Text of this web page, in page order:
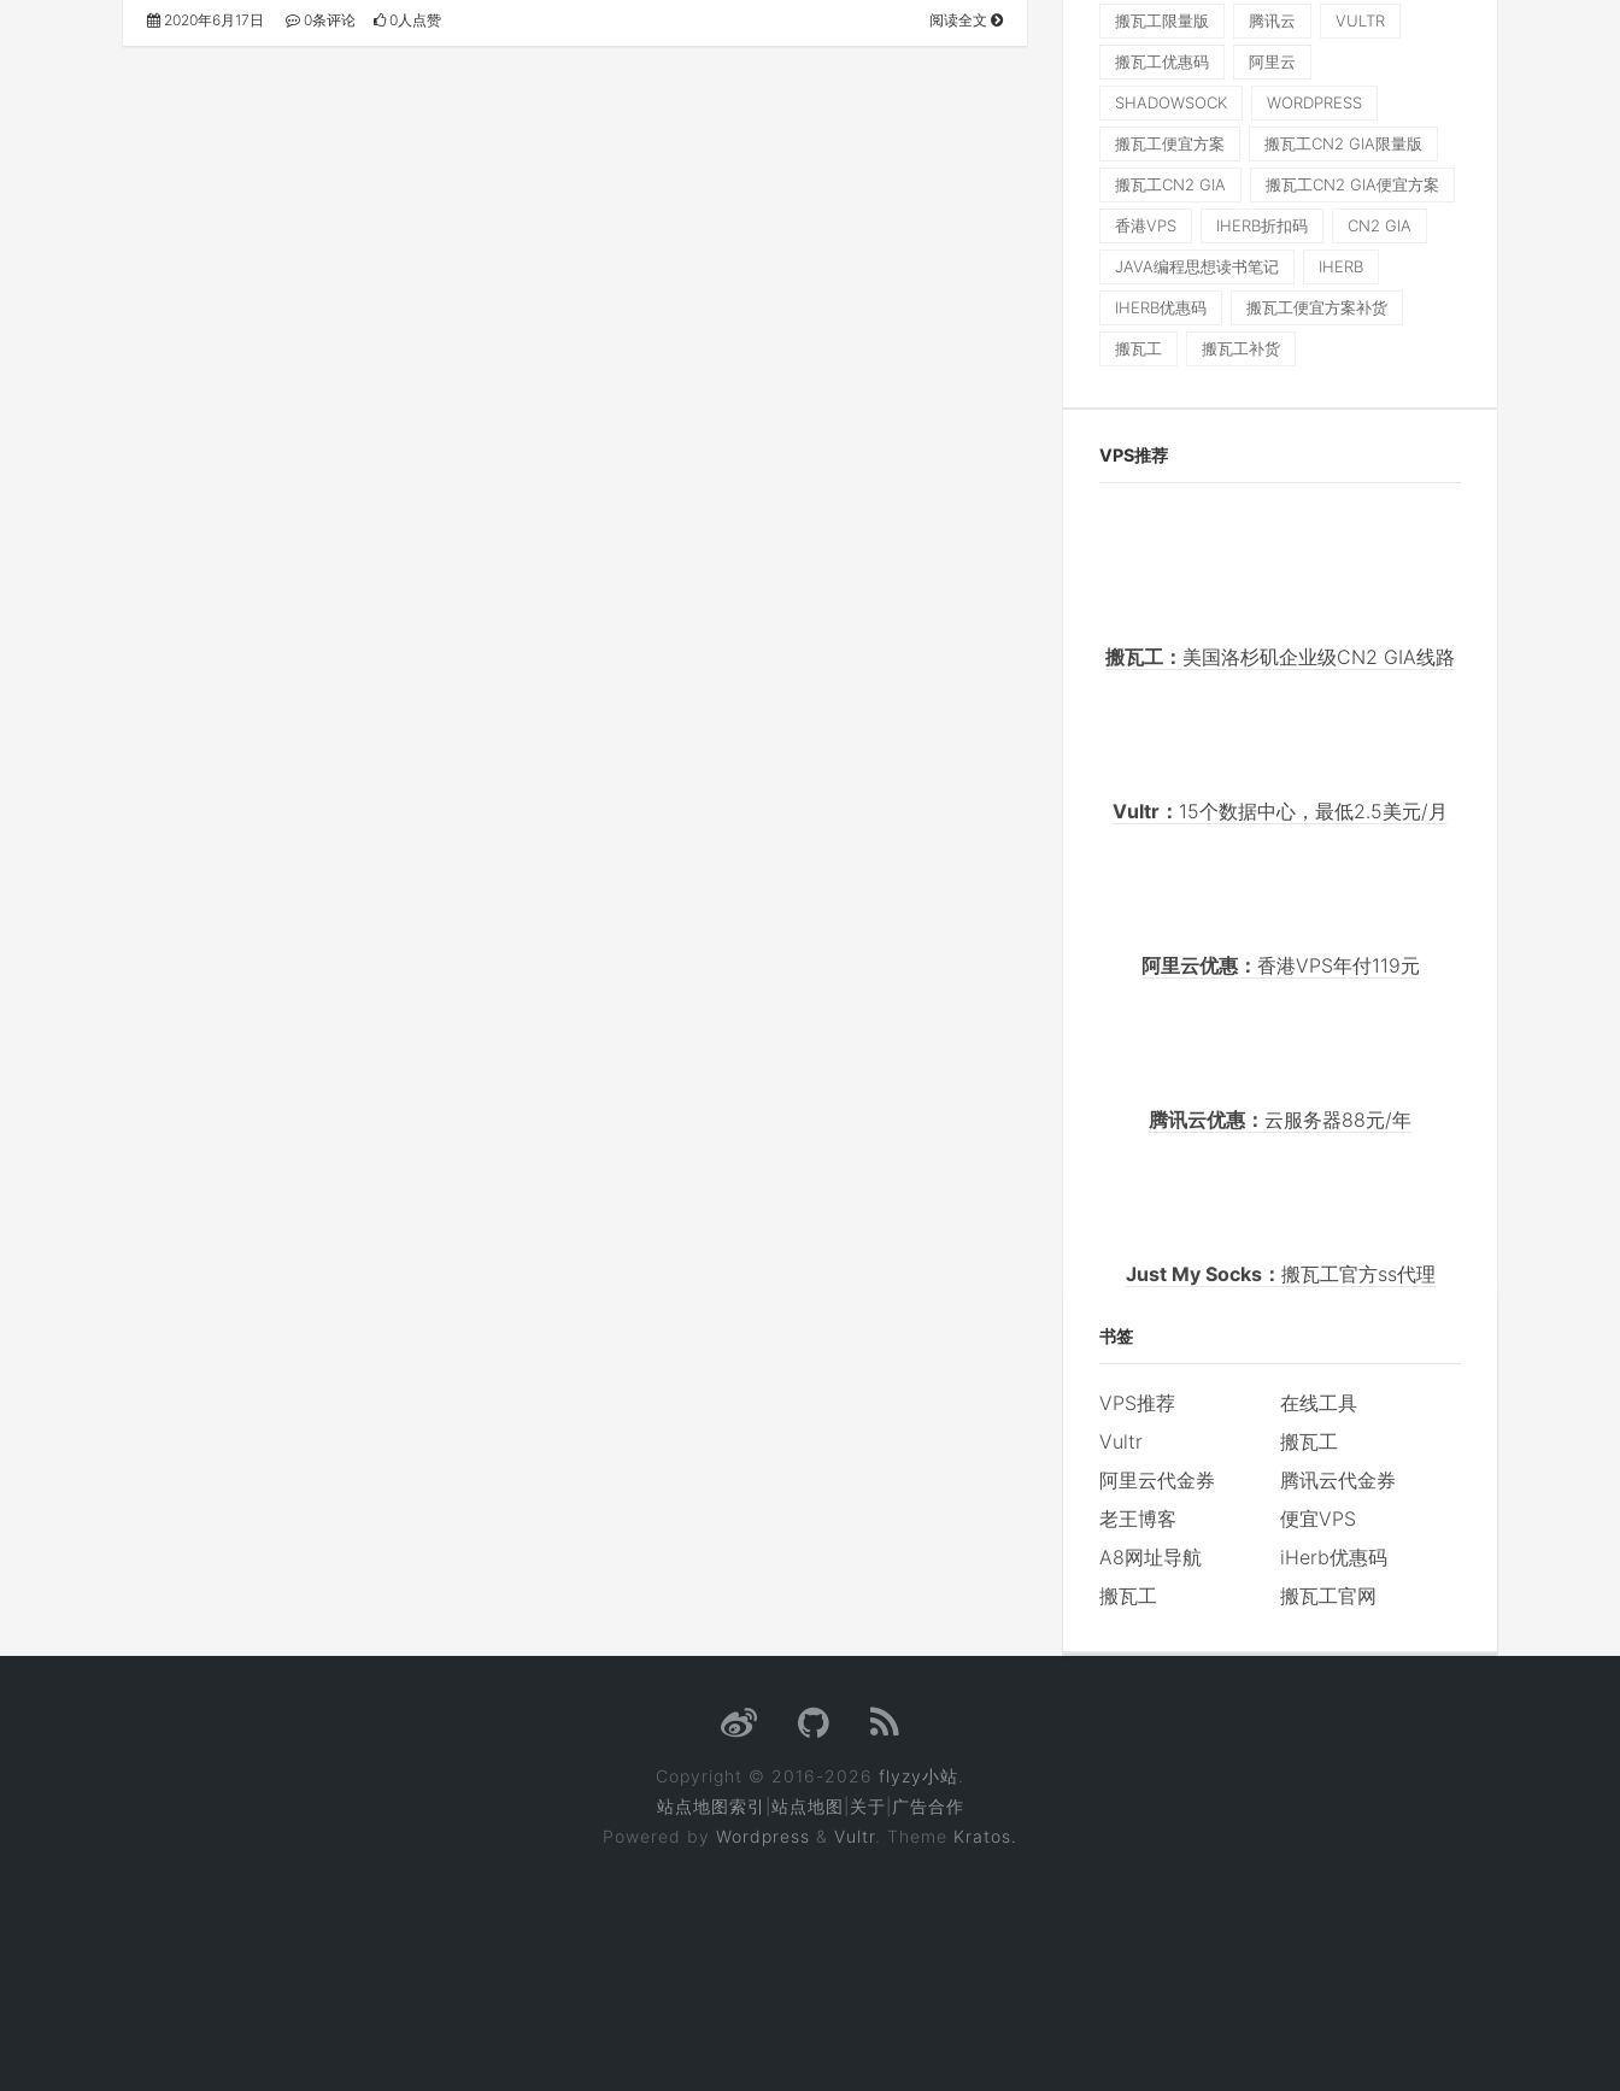
2020年6月17日 0条评论 0人点赞 阅读全文 搬瓦工限量版 腾讯云 VULTR
搬瓦工优惠码 阿里云
SHADOWSOCK WORDPRESS
搬瓦工便宜方案 搬瓦工CN2 GIA限量版
搬瓦工CN2 GIA 搬瓦工CN2 GIA便宜方案
香港VPS IHERB折扣码 CN2 GIA
JAVA编程思想读书笔记 IHERB
IHERB优惠码 搬瓦工便宜方案补货
搬瓦工 搬瓦工补货
VPS推荐
搬瓦工： 美国洛杉矶企业级CN2 GIA线路
Vultr： 15个数据中心，最低2.5美元/月
阿里云优惠： 香港VPS年付119元
腾讯云优惠： 云服务器88元/年
Just My Socks： 搬瓦工官方ss代理
书签
VPS推荐
在线工具
Vultr
搬瓦工
阿里云代金券
腾讯云代金券
老王博客
便宜VPS
A8网址导航
iHerb优惠码
搬瓦工
搬瓦工官网
Copyright © 2016-2026 flyzy小站
站点地图索引 站点地图 关于 广告合作
Powered by Wordpress & Vultr . Theme Kratos.